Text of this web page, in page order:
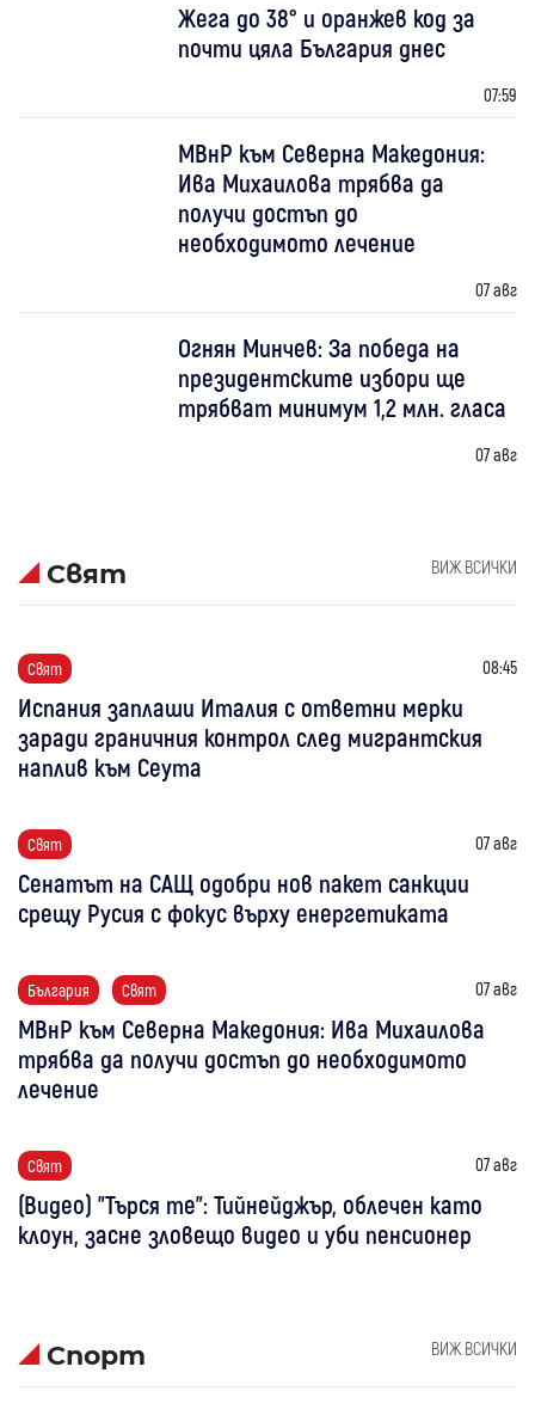
Жега до 38° и оранжев код за
почти цяла България днес
07:59
МВнР към Северна Македония:
Ива Михаилова трябва да
получи достъп до
необходимото лечение
07 авг
Огнян Минчев: За победа на
президентските избори ще
трябват минимум 1,2 млн. гласа
07 авг
Свят ВИЖ ВСИЧКИ
Свят 08:45
Испания заплаши Италия с ответни мерки
заради граничния контрол след мигрантския
наплив към Сеута
Свят 07 авг
Сенатът на САЩ одобри нов пакет санкции
срещу Русия с фокус върху енергетиката
България Свят 07 авг
МВнР към Северна Македония: Ива Михаилова
трябва да получи достъп до необходимото
лечение
Свят 07 авг
(Видео) "Търся те": Тийнейджър, облечен като
клоун, засне зловещо видео и уби пенсионер
Спорт ВИЖ ВСИЧКИ